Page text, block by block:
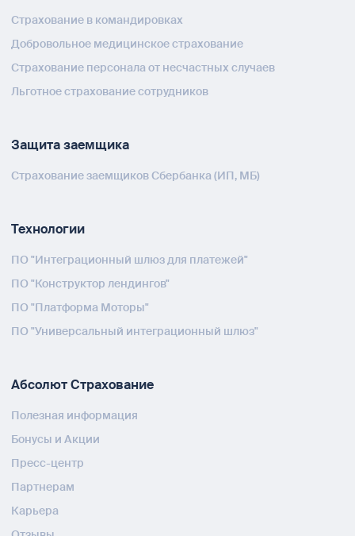
Страхование в командировках
Добровольное медицинское страхование
Страхование персонала от несчастных случаев
Льготное страхование сотрудников
Защита заемщика
Страхование заемщиков Сбербанка (ИП, МБ)
Технологии
ПО "Интеграционный шлюз для платежей"
ПО "Конструктор лендингов"
ПО "Платформа Моторы"
ПО "Универсальный интеграционный шлюз"
Абсолют Страхование
Полезная информация
Бонусы и Акции
Пресс-центр
Партнерам
Карьера